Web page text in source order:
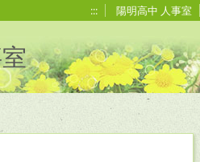
::: 陽明高中 人事室